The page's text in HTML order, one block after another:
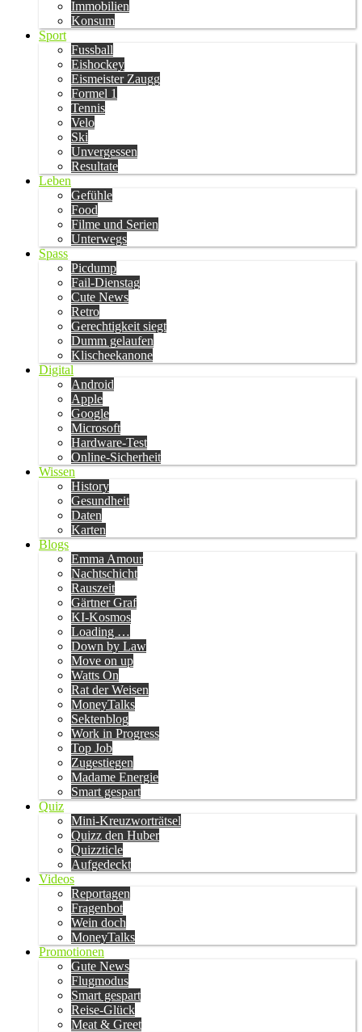
Immobilien
Konsum
Sport
Fussball
Eishockey
Eismeister Zaugg
Formel 1
Tennis
Velo
Ski
Unvergessen
Resultate
Leben
Gefühle
Food
Filme und Serien
Unterwegs
Spass
Picdump
Fail-Dienstag
Cute News
Retro
Gerechtigkeit siegt
Dumm gelaufen
Klischeekanone
Digital
Android
Apple
Google
Microsoft
Hardware-Test
Online-Sicherheit
Wissen
History
Gesundheit
Daten
Karten
Blogs
Emma Amour
Nachtschicht
Rauszeit
Gärtner Graf
KI-Kosmos
Loading …
Down by Law
Move on up
Watts On
Rat der Weisen
MoneyTalks
Sektenblog
Work in Progress
Top Job
Zugestiegen
Madame Energie
Smart gespart
Quiz
Mini-Kreuzworträtsel
Quizz den Huber
Quizzticle
Aufgedeckt
Videos
Reportagen
Fragenbot
Wein doch
MoneyTalks
Promotionen
Gute News
Flugmodus
Smart gespart
Reise-Glück
Meat & Greet